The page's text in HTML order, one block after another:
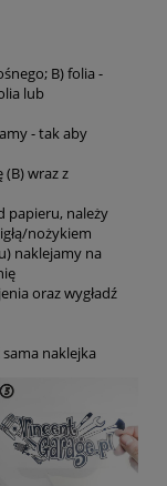
B) folia -
lub
- tak aby
wraz z
papieru, należy
nożykiem
naklejamy na
oraz wygładź
naklejka